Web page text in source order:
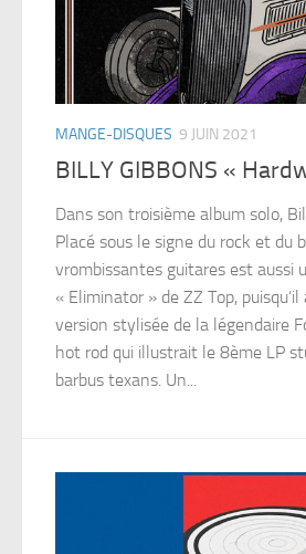
MANGE-DISQUES 9 JUIN 2021
BILLY GIBBONS «
Dans son troisième album solo,
Placé sous le signe du rock et du
vrombissantes guitares est aussi
« Eliminator » de ZZ Top,
version stylisée de la légendaire
hot rod qui illustrait le 8ème LP
barbus texans. Un...